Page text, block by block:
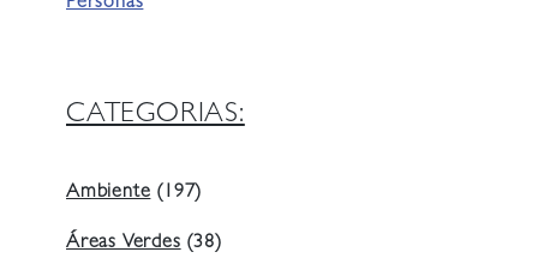
Personas
CATEGORIAS:
Ambiente(197)
Áreas Verdes(38)